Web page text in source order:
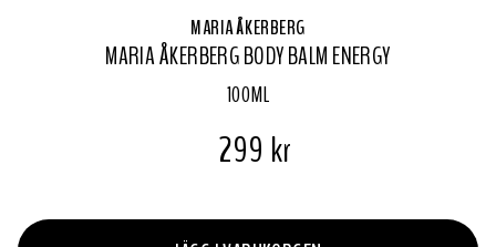
MARIA ÅKERBERG
MARIA ÅKERBERG BODY BALM ENERGY
100ML
299 kr